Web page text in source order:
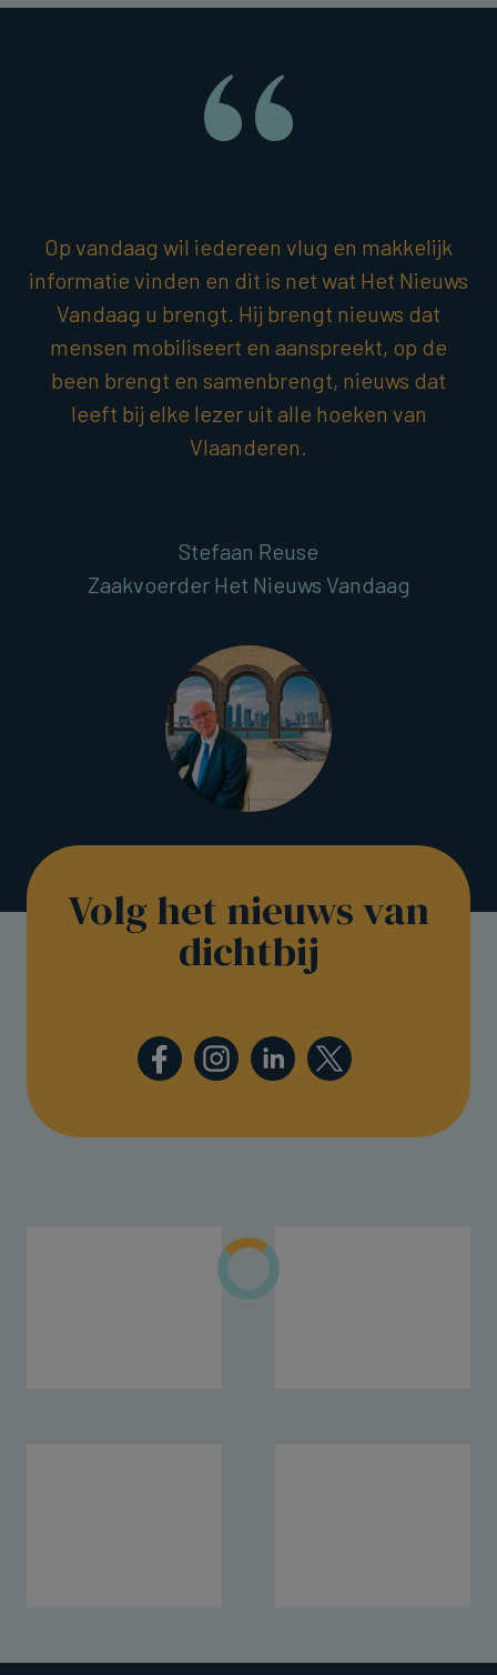
Op vandaag wil iedereen vlug en makkelijk
informatie vinden en dit is net wat Het Nieuws
Vandaag u brengt. Hij brengt nieuws dat
mensen mobiliseert en aanspreekt, op de
been brengt en samenbrengt, nieuws dat
leeft bij elke lezer uit alle hoeken van
Vlaanderen.
Stefaan Reuse
Zaakvoerder Het Nieuws Vandaag
Volg het nieuws van
dichtbij